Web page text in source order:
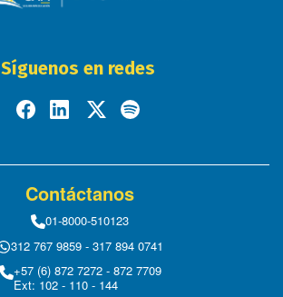
Síguenos en redes
Contáctanos
01-8000-510123
312 767 9859 - 317 894 0741
+57 (6) 872 7272 - 872 7709
Ext: 102 - 110 - 144